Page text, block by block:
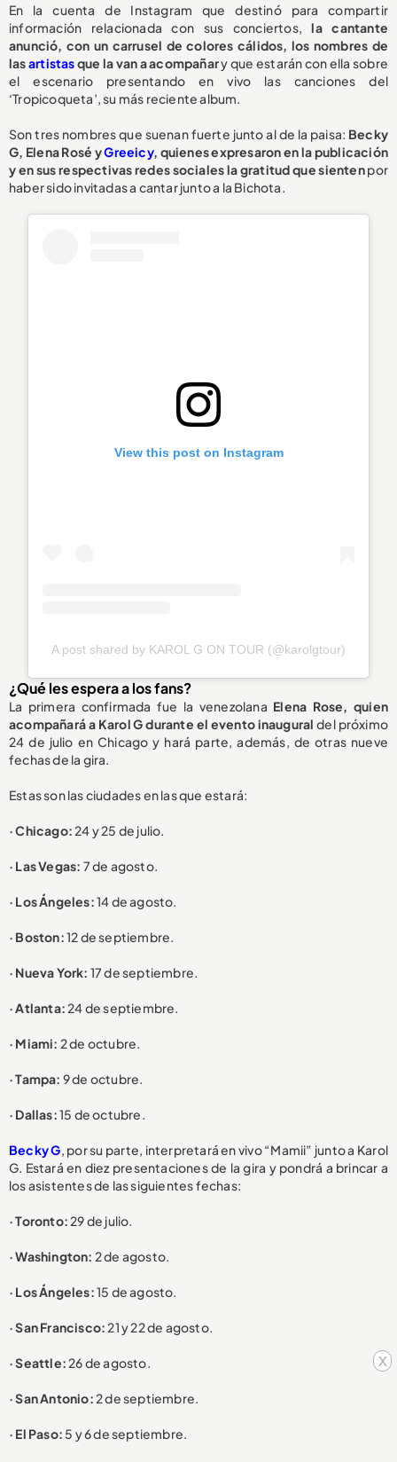
x
En la cuenta de Instagram que destinó para compartir
información relacionada con sus conciertos,la cantante
anunció, con un carrusel de colores cálidos, los nombres de
lasartistasque la van a acompañary que estarán con ella sobre
el escenario presentando en vivo las canciones del
‘Tropicoqueta’, su más reciente album.
Son tres nombres que suenan fuerte junto al de la paisa: Becky
G, Elena Rosé yGreeicy, quienes expresaron en la publicación
y en sus respectivas redes sociales la gratitud que sientenpor
haber sido invitadas a cantar junto a la Bichota.
View this post on Instagram
A post shared by KAROL G ON TOUR (@karolgtour)
¿Qué les espera a los fans?
La primera confirmada fue la venezolana Elena Rose, quien
acompañará a Karol G durante el evento inaugural del próximo
24 de julio en Chicago y hará parte, además, de otras nueve
fechas de la gira.
Estas son las ciudades en las que estará:
· Chicago: 24 y 25 de julio.
· Las Vegas: 7 de agosto.
· Los Ángeles:14 de agosto.
· Boston:12 de septiembre.
· Nueva York: 17 de septiembre.
· Atlanta: 24 de septiembre.
· Miami: 2 de octubre.
· Tampa: 9 de octubre.
· Dallas:15 de octubre.
Becky G, por su parte, interpretará en vivo “Mamii” junto a Karol
G. Estará en diez presentaciones de la gira y pondrá a brincar a
los asistentes de las siguientes fechas:
· Toronto: 29 de julio.
· Washington: 2 de agosto.
· Los Ángeles:15 de agosto.
· San Francisco: 21 y 22 de agosto.
· Seattle: 26 de agosto.
· San Antonio: 2 de septiembre.
· El Paso: 5 y 6 de septiembre.